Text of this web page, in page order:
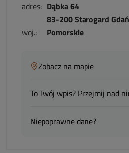
adres: Dąbka 64
83-200 Starogard
woj.:
Pomorskie
Zobacz na mapie
To Twój wpis? Przejmij nad
Niepoprawne dane?